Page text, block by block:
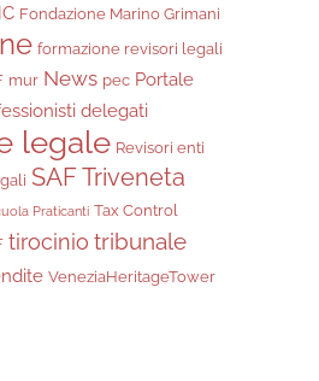
Fondazione Marino Grimani
formazione revisori legali
mur News pec Portale
delegati
legale Revisori enti
SAF Triveneta
Praticanti Tax Control
tirocinio tribunale
VeneziaHeritageTower